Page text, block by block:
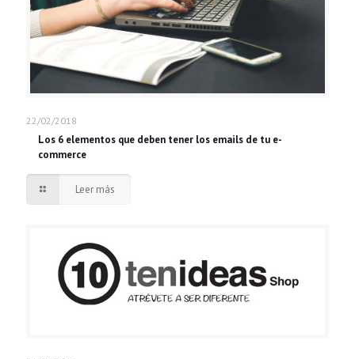
22/02/2018
Los 6 elementos que deben tener los emails de tu e-
commerce
Leer más